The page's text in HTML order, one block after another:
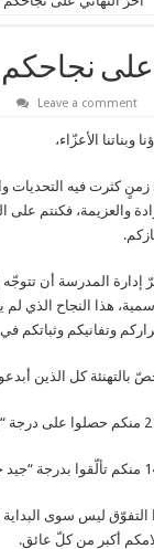
على
Leave a comment
وبناتنا الأعزّاء،
كثرت فيه التحديات
والعزيمة، فكنتم
إدارة المدرسة أن تتوجّه
هذا النجاح الذي
وتفانيكم وثباتكم
بالتهنئة كل الذين
“جيد”،
جدًا”.
التفوّق ليس سوى البداية
أكبر من كلّ عائق.